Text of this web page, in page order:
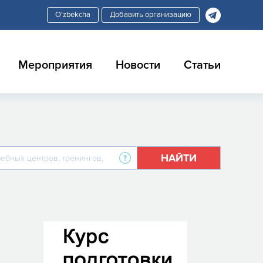
Добавить организацию
Мероприятия Новости Статьи
НАЙТИ